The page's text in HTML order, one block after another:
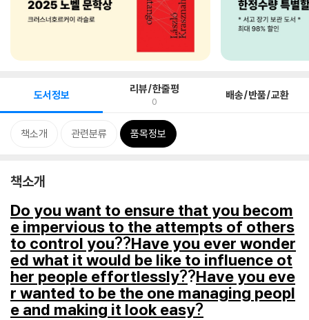
도서정보 리뷰/한줄평
0 배송/반품/교환
책소개 관련분류 품목정보
책소개
Do you want to ensure that you becom
e impervious to the attempts of others
to control you??Have you ever wonder
ed what it would be like to influence ot
her people effortlessly??Have you eve
r wanted to be the one managing peopl
e and making it look easy?